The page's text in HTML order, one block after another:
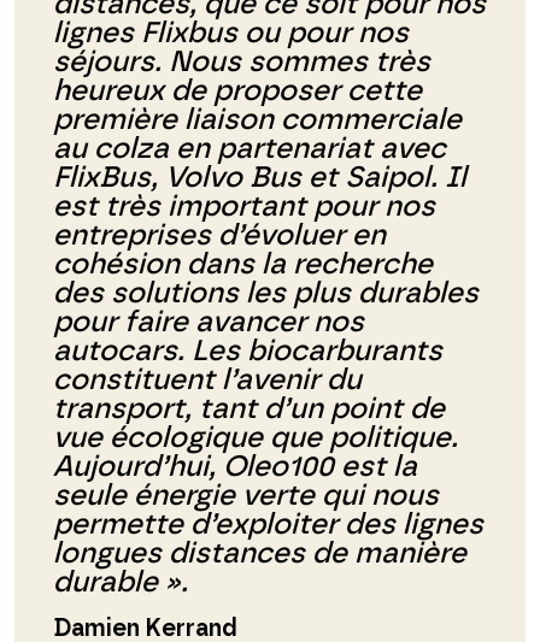
lignes Flixbus ou pour nos
séjours. Nous sommes très
heureux de proposer cette
première liaison commerciale
au colza en partenariat avec
FlixBus, Volvo Bus et Saipol. Il
est très important pour nos
entreprises d’évoluer en
cohésion dans la recherche
des solutions les plus durables
pour faire avancer nos
autocars. Les biocarburants
constituent l’avenir du
transport, tant d’un point de
vue écologique que politique.
Aujourd’hui, Oleo100 est la
seule énergie verte qui nous
permette d’exploiter des lignes
longues distances de manière
durable ».
Damien Kerrand